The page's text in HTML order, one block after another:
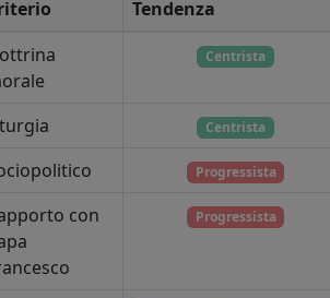
Tendenza
Centrista
Centrista
Progressista
con
Progressista